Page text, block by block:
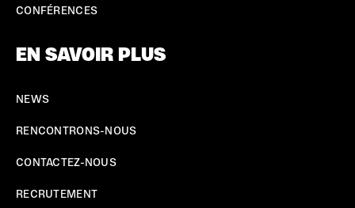
CONFÉRENCES
EN SAVOIR PLUS
NEWS
RENCONTRONS-NOUS
CONTACTEZ-NOUS
RECRUTEMENT